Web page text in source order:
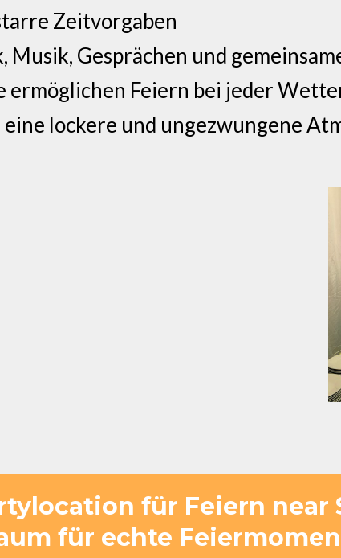
Zeitvorgaben
Musik, Gesprächen und
ermöglichen Feiern bei jeder
lockere und ungezwungene
für Feiern near
für echte